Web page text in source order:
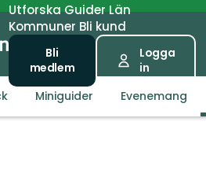
UtforskaGuiderLän
Kommuner Bli kund
Bli
medlem
Logga
in
Miniguider Evenemang